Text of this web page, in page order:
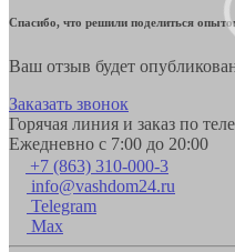
Спасибо, что решили поделиться
Ваш отзыв будет
Заказать звонок
Горячая линия и заказ по
Ежедневно с 7:00 до 20:00
+7 (863) 310-000-3
info@vashdom24.ru
Telegram
Max